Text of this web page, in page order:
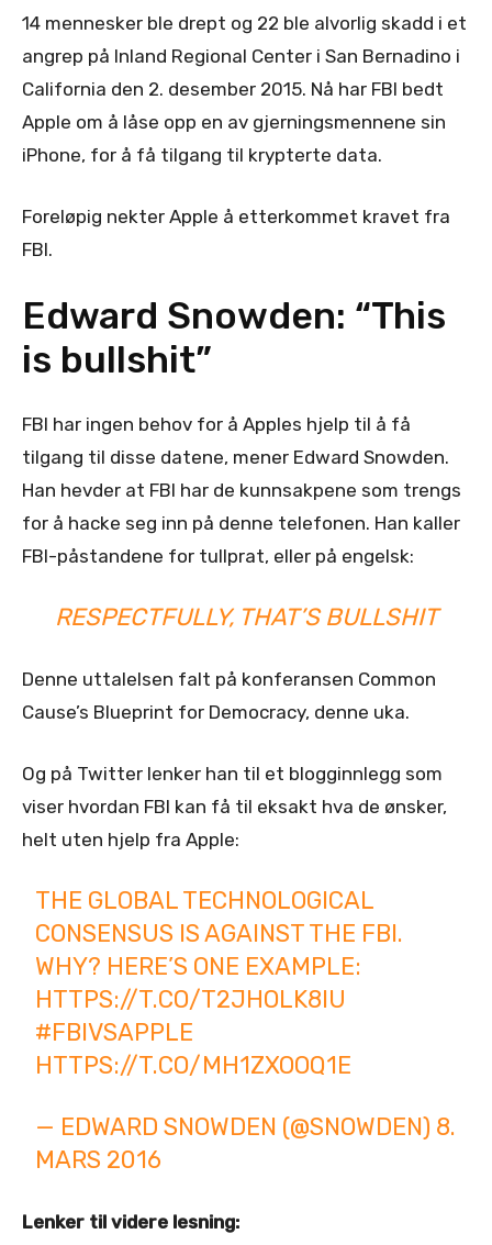
14 mennesker ble drept og 22 ble alvorlig skadd i et
angrep på Inland Regional Center i San Bernadino i
California den 2. desember 2015. Nå har FBI bedt
Apple om å låse opp en av gjerningsmennene sin
iPhone, for å få tilgang til krypterte data.
Foreløpig nekter Apple å etterkommet kravet fra
FBI.
Edward Snowden: “This
is bullshit”
FBI har ingen behov for å Apples hjelp til å få
tilgang til disse datene, mener Edward Snowden.
Han hevder at FBI har de kunnsakpene som trengs
for å hacke seg inn på denne telefonen. Han kaller
FBI-påstandene for tullprat, eller på engelsk:
RESPECTFULLY, THAT’S BULLSHIT
Denne uttalelsen falt på konferansen Common
Cause’s Blueprint for Democracy, denne uka.
Og på Twitter lenker han til et blogginnlegg som
viser hvordan FBI kan få til eksakt hva de ønsker,
helt uten hjelp fra Apple:
THE GLOBAL TECHNOLOGICAL
CONSENSUS IS AGAINST THE FBI.
WHY? HERE’S ONE EXAMPLE:
HTTPS://T.CO/T2JHOLK8IU
#FBIVSAPPLE
HTTPS://T.CO/MH1ZXOOQ1E
— EDWARD SNOWDEN (@SNOWDEN) 8.
MARS 2016
Lenker til videre lesning: